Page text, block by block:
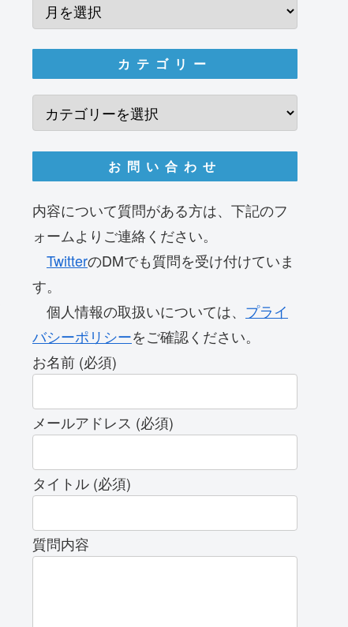
カテゴリー
お問い合わせ
内容について質問がある方は、下記のフ
ォームよりご連絡ください。
TwitterのDMでも質問を受け付けていま
す。
個人情報の取扱いについては、 プライ
バシーポリシーをご確認ください。
お名前 (必須)
メールアドレス (必須)
タイトル (必須)
質問内容